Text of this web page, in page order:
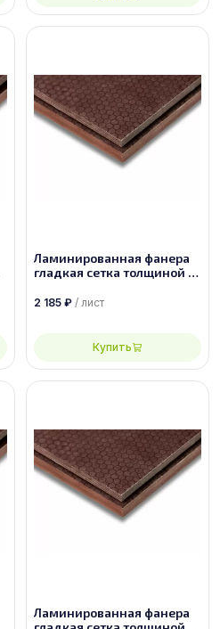
Ламинированная фанера
гладкая сетка толщиной 9
сорт 1/1
2 185 ₽ / лист
Купить
Ламинированная фанера